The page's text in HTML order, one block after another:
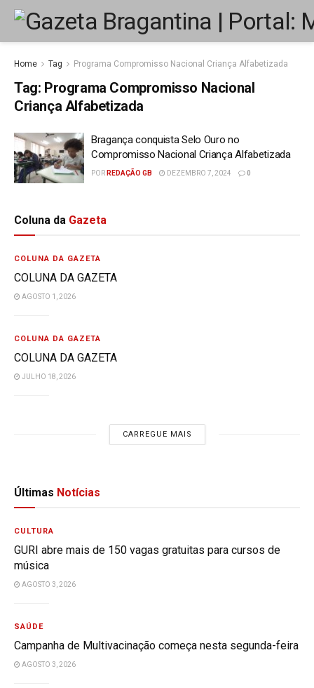
Home Tag Programa Compromisso Nacional Criança Alfabetizada
Tag: Programa Compromisso Nacional
Criança Alfabetizada
Bragança conquista Selo Ouro no
Compromisso Nacional Criança Alfabetizada
POR REDAÇÃO GB DEZEMBRO 7, 2024 0
Coluna da Gazeta
COLUNA DA GAZETA
COLUNA DA GAZETA
AGOSTO 1, 2026
COLUNA DA GAZETA
COLUNA DA GAZETA
JULHO 18, 2026
CARREGUE MAIS
Últimas Notícias
CULTURA
GURI abre mais de 150 vagas gratuitas para cursos de
música
AGOSTO 3, 2026
SAÚDE
Campanha de Multivacinação começa nesta segunda-feira
AGOSTO 3, 2026